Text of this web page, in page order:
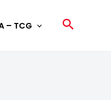
– TCG Search